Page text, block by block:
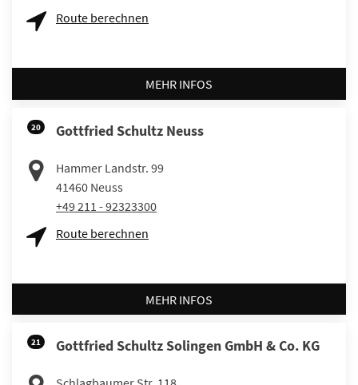
Route berechnen
MEHR INFOS
20 Gottfried Schultz Neuss
Hammer Landstr. 99
41460 Neuss
+49 211 - 92323300
Route berechnen
MEHR INFOS
21 Gottfried Schultz Solingen GmbH & Co. KG